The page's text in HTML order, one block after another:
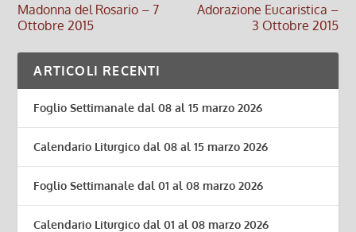
Madonna del Rosario – 7
Ottobre 2015
Adorazione Eucaristica –
3 Ottobre 2015
ARTICOLI RECENTI
Foglio Settimanale dal 08 al 15 marzo 2026
Calendario Liturgico dal 08 al 15 marzo 2026
Foglio Settimanale dal 01 al 08 marzo 2026
Calendario Liturgico dal 01 al 08 marzo 2026